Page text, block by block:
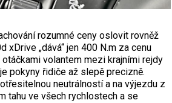
rozumné ceny oslovit rovněž
„dává“ jen 400 N.m za cenu
volantem mezi krajními rejdy
pokyny řidiče až slepě precizně.
neutrálností a na výjezdu z
tahu ve všech rychlostech a se